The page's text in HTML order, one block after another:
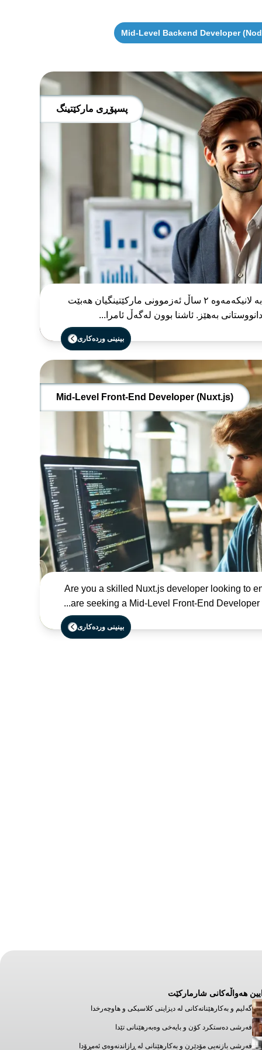
Mid-Level Backend Developer
پسپۆڕی مارکێتینگ
پێویستە داواکارانی ئەم پۆستە بە لانیکەمەوە ٢ ساڵ ئەزموونی مارکێتینگیان هەبێت
بەهێز. ئاشنا بوون لەگەڵ ئامرا...
بینینی وردەکاری
Mid-Level Front-End Developer (Nuxt.js)
Are you a skilled Nuxt.js developer looking to
are seeking a Mid-Level Front-End Developer
بینینی وردەکاری
هەواڵەکانی شارمارکێت
گەلیم و بەکارهێنانەکانی لە دیزاینی کلاسیکی و هاوچەرخدا
فەرشی دەستکرد کۆن و بایەخی وەبەرهێنانی تێدا
فەرشی بازنەیی مۆدێرن و بەکارهێنانی لە ڕازاندنەوەی ئەمڕۆدا